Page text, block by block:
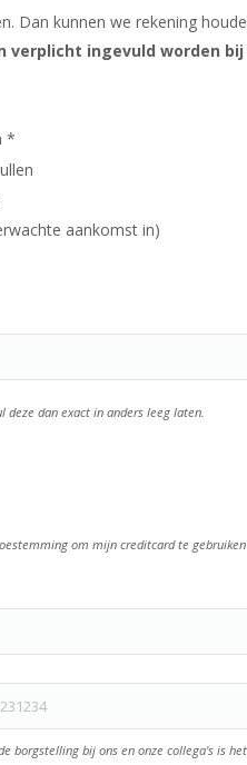
Dan kunnen we rekening
verplicht ingevuld worden
*
aankomst in)
deze dan exact in anders leeg laten.
om mijn creditcard te
borgstelling bij ons en onze collega's is